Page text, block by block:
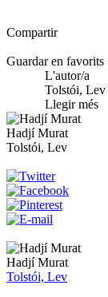
Compartir
Guardar en favorits
L'autor/a
Tolstói, Lev
Llegir més
Hadjí Murat
Tolstói, Lev
Hadjí Murat
Tolstói, Lev